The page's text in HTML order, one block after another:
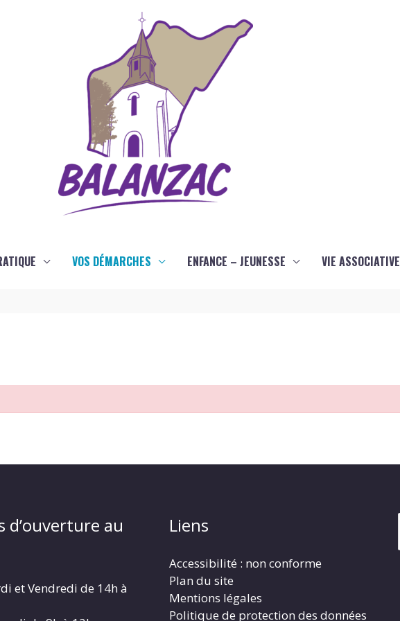
VOS DÉMARCHES ENFANCE – JEUNESSE VIE ASSOCIATIVE
d’ouverture au
et Vendredi de 14h à
Liens
Accessibilité : non conforme
Plan du site
Mentions légales
Politique de protection des données